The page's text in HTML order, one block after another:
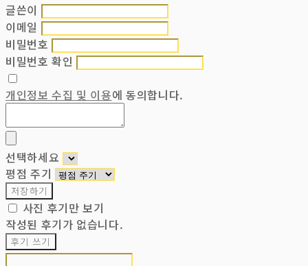
글쓴이
이메일
비밀번호
비밀번호 확인
개인정보 수집 및 이용에 동의합니다.
선택하세요
평점 주기
저장하기
사진 후기만 보기
작성된 후기가 없습니다.
후기 쓰기